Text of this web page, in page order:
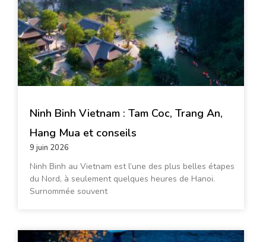
Ninh Binh Vietnam : Tam Coc, Trang An,
Hang Mua et conseils
9 juin 2026
Ninh Binh au Vietnam est l’une des plus belles étapes
du Nord, à seulement quelques heures de Hanoi.
Surnommée souvent